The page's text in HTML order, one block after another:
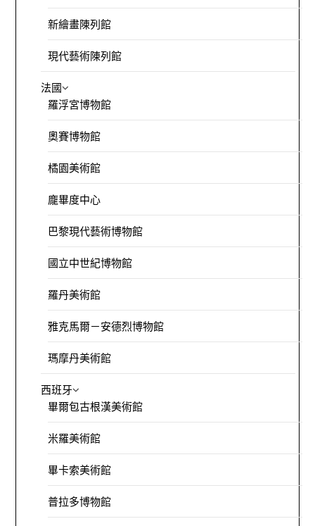
新繪畫陳列館
現代藝術陳列館
法國
羅浮宮博物館
奧賽博物館
橘園美術館
龐畢度中心
巴黎現代藝術博物館
國立中世紀博物館
羅丹美術館
雅克馬爾－安德烈博物館
瑪摩丹美術館
西班牙
畢爾包古根漢美術館
米羅美術館
畢卡索美術館
普拉多博物館